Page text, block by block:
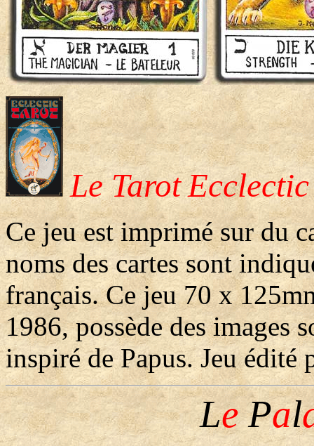
Le TarotEcclectic
Ce jeu est imprimé sur du
noms des cartes sont
français. Ce jeu 70 x
1986, possède des images
inspiré de Papus.Jeu édité
LePal